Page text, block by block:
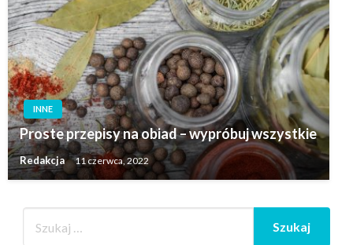
INNE
Proste przepisy na obiad – wypróbuj wszystkie
Redakcja 11 czerwca, 2022